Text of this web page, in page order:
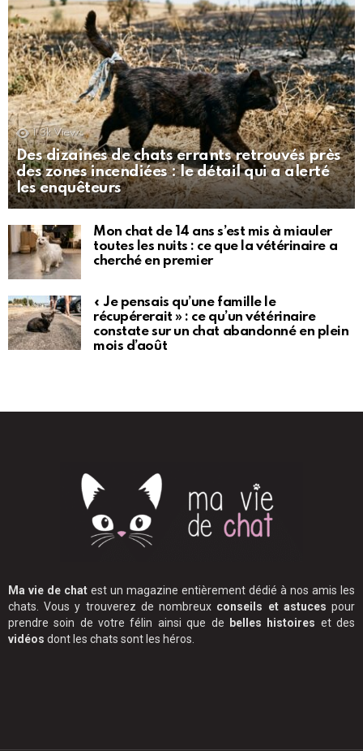
1.3k Views
Des dizaines de chats errants retrouvés près
des zones incendiées : le détail qui a alerté
les enquêteurs
Mon chat de 14 ans s’est mis à miauler
toutes les nuits : ce que la vétérinaire a
cherché en premier
« Je pensais qu’une famille le
récupérerait » : ce qu’un vétérinaire
constate sur un chat abandonné en plein
mois d’août
Ma vie de chat est un magazine entièrement dédié à nos amis les
chats. Vous y trouverez de nombreux conseils et astuces pour
prendre soin de votre félin ainsi que de belles histoires et des
vidéos dont les chats sont les héros.